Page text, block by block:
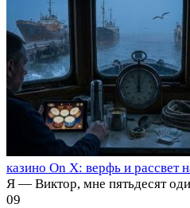
казино On X: верфь и рассвет
Я — Виктор, мне пятьдесят
09